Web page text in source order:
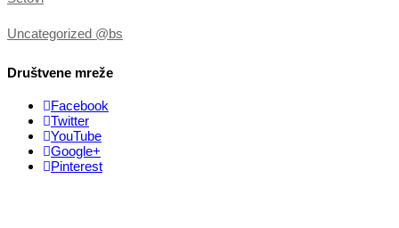
Uncategorized @bs
Društvene mreže
Facebook
Twitter
YouTube
Google+
Pinterest